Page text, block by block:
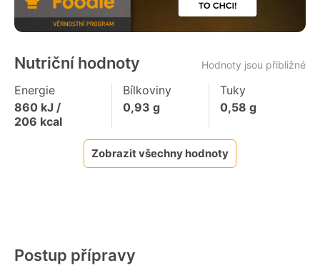
Nutriční hodnoty Hodnoty jsou přibližné
Energie
860 kJ /
206 kcal
Bílkoviny
0,93 g
Tuky
0,58 g
Zobrazit všechny hodnoty
Postup přípravy